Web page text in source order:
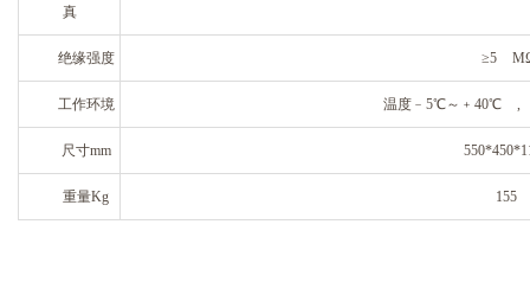
真
绝缘强度 ≥5
工作环境 温度﹣5℃～﹢40℃ ,
尺寸mm
重量Kg 155